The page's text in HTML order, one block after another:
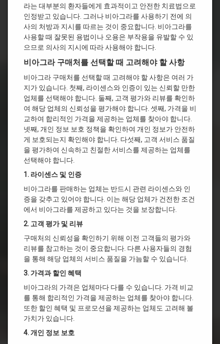
라는 대부분의 환자들에게 효과적이고 안전한 치료법으로
인정받고 있습니다. 그러나 비아그라를 사용하기 전에 의
사의 처방과 지시를 따르는 것이 중요합니다. 비아그라를
사용할 때 잘못된 용법이나 오용은 부작용을 유발할 수 있
으므로 의사의 지시에 따라 사용해야 합니다.
비아그라 구매처를 선택할 때 고려해야 할 사항
비아그라 구매처를 선택할 때 고려해야 할 사항은 여러 가
지가 있습니다. 첫째, 라이센스와 인증이 있는 신뢰할 만한
업체를 선택해야 합니다. 둘째, 고객 평가와 리뷰를 확인하
여 해당 업체의 신뢰성을 평가해야 합니다. 셋째, 가격을 비
교하여 합리적인 가격을 제공하는 업체를 찾아야 합니다.
넷째, 개인 정보 보호 정책을 확인하여 개인 정보가 안전하
게 보호되는지 확인해야 합니다. 다섯째, 고객 서비스 품질
을 평가하여 신속하고 친절한 서비스를 제공하는 업체를
선택해야 합니다.
1. 라이센스 및 인증
비아그라를 판매하는 업체는 반드시 관련 라이센스와 인
증을 갖추고 있어야 합니다. 이는 해당 업체가 건전한 조건
에서 비아그라를 제공하고 있다는 것을 보장합니다.
2. 고객 평가 및 리뷰
구매처의 신뢰성을 확인하기 위해 이전 고객들의 평가와
리뷰를 참고하는 것이 중요합니다. 다른 사용자들의 경험
을 통해 해당 업체의 서비스 품질을 가늠할 수 있습니다.
3. 가격과 할인 혜택
비아그라의 가격은 업체마다 다를 수 있습니다. 가격 비교
를 통해 합리적인 가격을 제공하는 업체를 찾아야 합니다.
또한 할인 혜택 및 프로모션을 제공하는 업체도 고려해 볼
가치가 있습니다.
4. 개인 정보 보호